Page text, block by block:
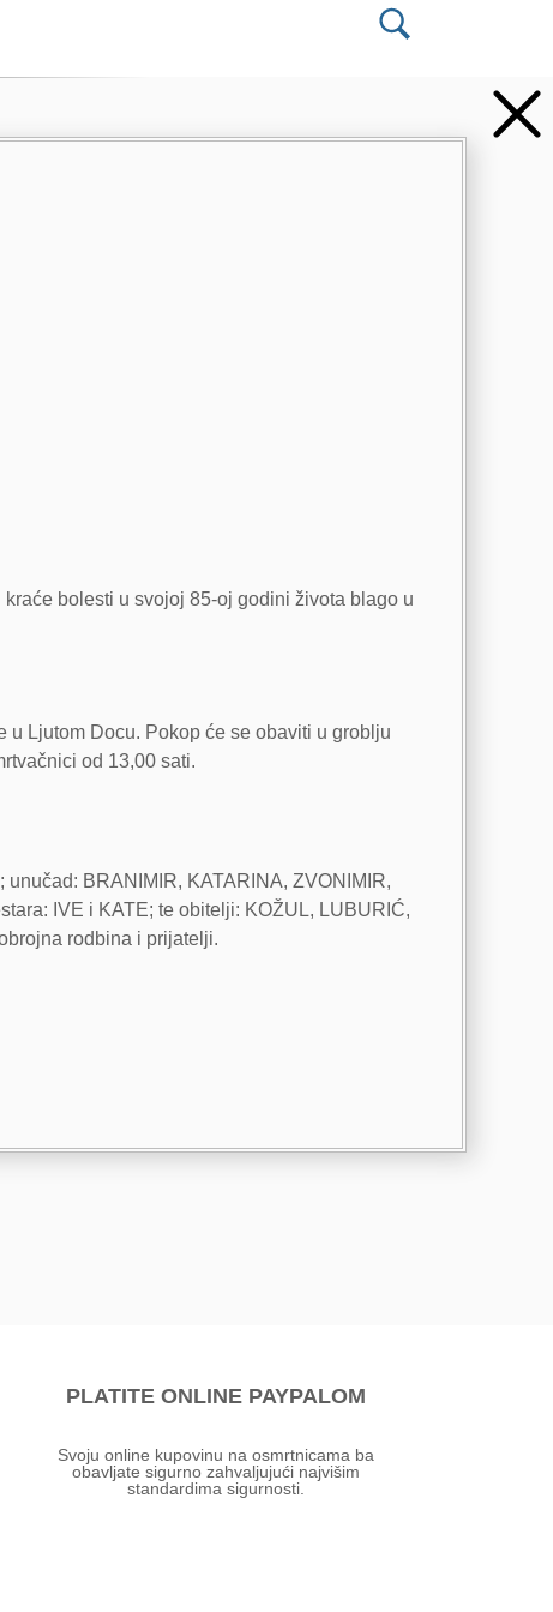
bolesti u svojoj 85-oj godini života blago u
Ljutom Docu. Pokop će se obaviti u groblju
od 13,00 sati.
BRANIMIR, KATARINA, ZVONIMIR,
IVE i KATE; te obitelji: KOŽUL, LUBURIĆ,
rodbina i prijatelji.
PLATITE ONLINE PAYPALOM
Svoju online kupovinu na osmrtnicama ba
obavljate sigurno zahvaljujući najvišim
standardima sigurnosti.